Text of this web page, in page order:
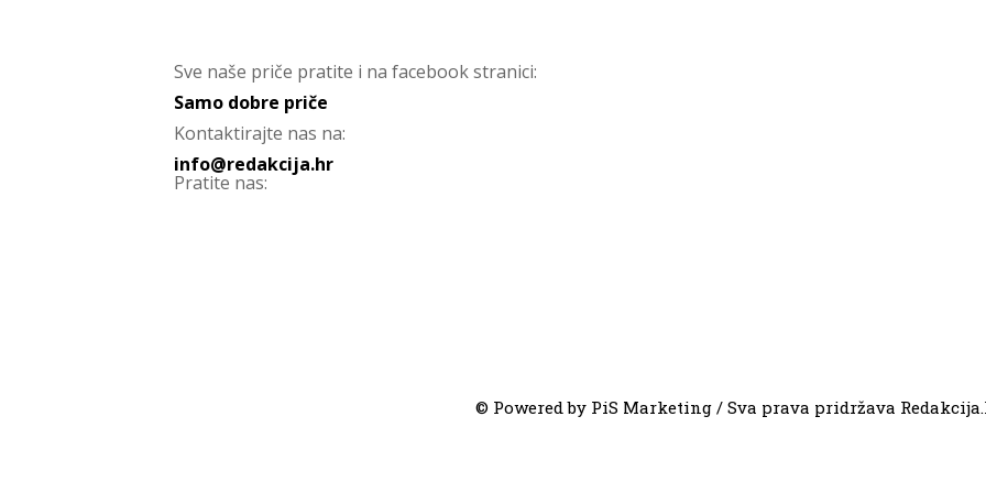
Sve naše priče pratite i na facebook stranici:
Samo dobre priče
Kontaktirajte nas na:
info@redakcija.hr
Pratite nas:
© Powered by PiS Marketing / Sva prava pridržava